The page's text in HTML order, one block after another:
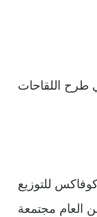
طرح اللقاحات
للتوزيع